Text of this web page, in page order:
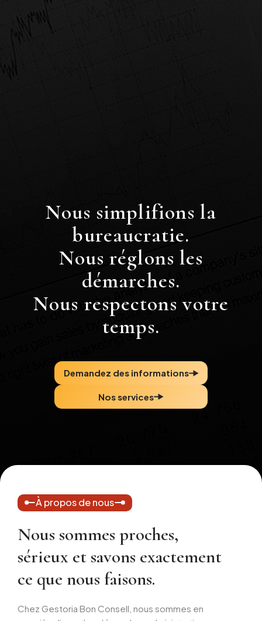
Nous simplifions la
bureaucratie.
Nous réglons les
démarches.
Nous respectons votre
temps.
Demandez des informations
Nos services
À propos de nous
Nous sommes proches,
sérieux et savons exactement
ce que nous faisons.
Chez Gestoria Bon Consell, nous sommes en